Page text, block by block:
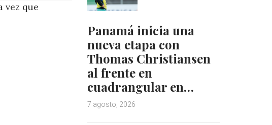
vez que
Panamá inicia una
nueva etapa con
Thomas Christiansen
al frente en
cuadrangular en…
7 agosto, 2026